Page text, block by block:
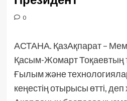
0
АСТАНА. ҚазАқпарат –
Қасым-Жомарт Тоқаевтың
Ғылым және
кеңестің отырысы өтті,